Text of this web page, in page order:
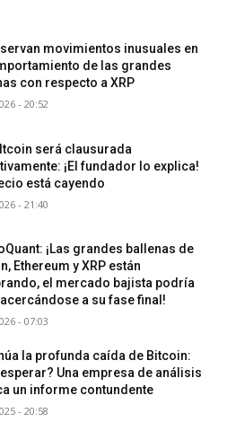
movimientos inusuales en
de las grandes
con respecto a XRP
- 20:52
será clausurada
¡El fundador lo explica!
está cayendo
- 21:40
¡Las grandes ballenas de
Ethereum y XRP están
el mercado bajista podría
a su fase final!
- 07:03
la profunda caída de Bitcoin:
esperar? Una empresa de análisis
un informe contundente
- 20:58